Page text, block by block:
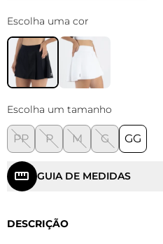
Escolha uma cor
Escolha um tamanho
PP P M G GG
GUIA DE MEDIDAS
DESCRIÇÃO